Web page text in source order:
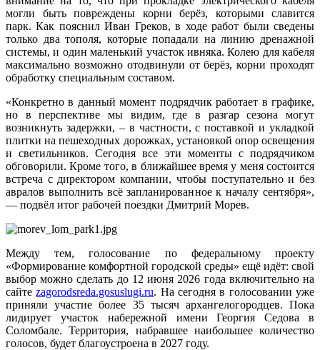
могли быть повреждены корни берёз, которыми славится
парк. Как пояснил Иван Греков, в ходе работ были сведены
только два тополя, которые попадали на линию дренажной
системы, и один маленький участок ивняка. Колею для кабеля
максимально возможно отодвинули от берёз, корни проходят
обработку специальным составом.
«Конкретно в данный момент подрядчик работает в графике,
но в перспективе мы видим, где в разгар сезона могут
возникнуть задержки, – в частности, с поставкой и укладкой
плитки на пешеходных дорожках, установкой опор освещения
и светильников. Сегодня все эти моменты с подрядчиком
обговорили. Кроме того, в ближайшее время у меня состоится
встреча с директором компании, чтобы поступательно и без
авралов выполнить всё запланированное к началу сентября»,
— подвёл итог рабочей поездки Дмитрий Морев.
Между тем, голосование по федеральному проекту
«Формирование комфортной городской среды» ещё идёт: свой
выбор можно сделать до 12 июня 2026 года включительно на
сайтеzagorodsreda.gosuslugi.ru. На сегодня в голосовании уже
приняли участие более 35 тысяч архангелогородцев. Пока
лидирует участок набережной имени Георгия Седова в
Соломбале. Территория, набравшее наибольшее количество
голосов, будет благоустроена в 2027 году.